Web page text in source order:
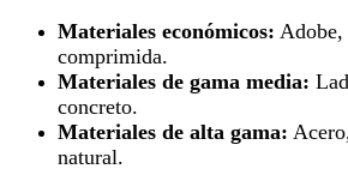
Materiales económicos:
comprimida.
Materiales de gama media:
concreto.
Materiales de alta gama:
natural.